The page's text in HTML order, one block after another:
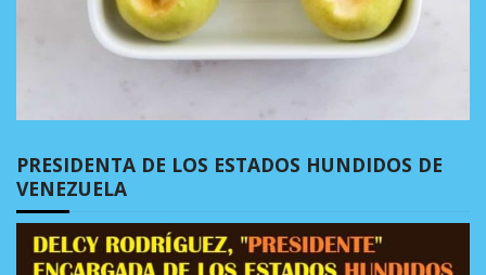
PRESIDENTA DE LOS ESTADOS HUNDIDOS DE
VENEZUELA